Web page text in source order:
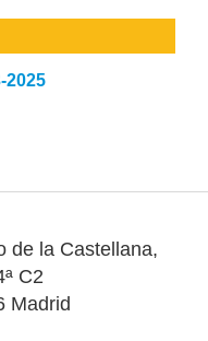
2025
de la Castellana,
C2
Madrid